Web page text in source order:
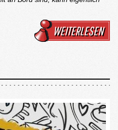
WEITERLESEN